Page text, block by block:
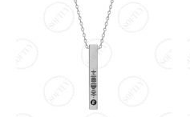
precios:
desde
€ 14,00
hasta